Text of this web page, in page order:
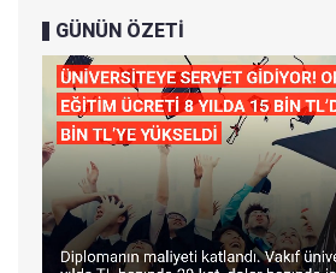
GÜNÜN ÖZETİ